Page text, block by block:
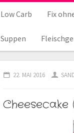
Low Carb Fix
Suppen
22. MAI 2016